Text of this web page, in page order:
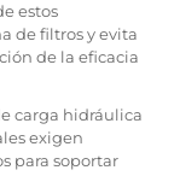
estos
de filtros y evita
de la eficacia
carga hidráulica
exigen
para soportar